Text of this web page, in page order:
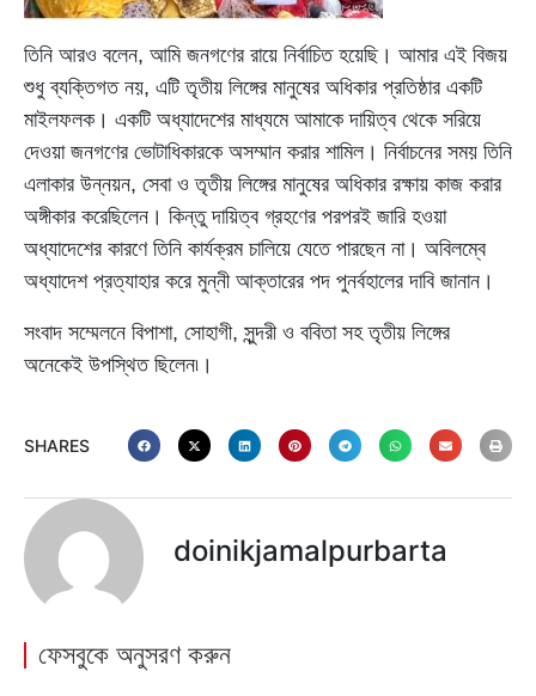
তিনি আরও বলেন, আমি জনগণের রায়ে নির্বাচিত হয়েছি। আমার এই বিজয়
শুধু ব্যক্তিগত নয়, এটি তৃতীয় লিঙ্গের মানুষের অধিকার প্রতিষ্ঠার একটি
মাইলফলক। একটি অধ্যাদেশের মাধ্যমে আমাকে দায়িত্ব থেকে সরিয়ে
দেওয়া জনগণের ভোটাধিকারকে অসম্মান করার শামিল। নির্বাচনের সময় তিনি
এলাকার উন্নয়ন, সেবা ও তৃতীয় লিঙ্গের মানুষের অধিকার রক্ষায় কাজ করার
অঙ্গীকার করেছিলেন। কিন্তু দায়িত্ব গ্রহণের পরপরই জারি হওয়া
অধ্যাদেশের কারণে তিনি কার্যক্রম চালিয়ে যেতে পারছেন না। অবিলম্বে
অধ্যাদেশ প্রত্যাহার করে মুন্নী আক্তারের পদ পুনর্বহালের দাবি জানান।
সংবাদ সম্মেলনে বিপাশা, সোহাগী, সুন্দরী ও ববিতা সহ তৃতীয় লিঙ্গের
অনেকেই উপস্থিত ছিলেন৷।
SHARES
doinikjamalpurbarta
ফেসবুকে অনুসরণ করুন